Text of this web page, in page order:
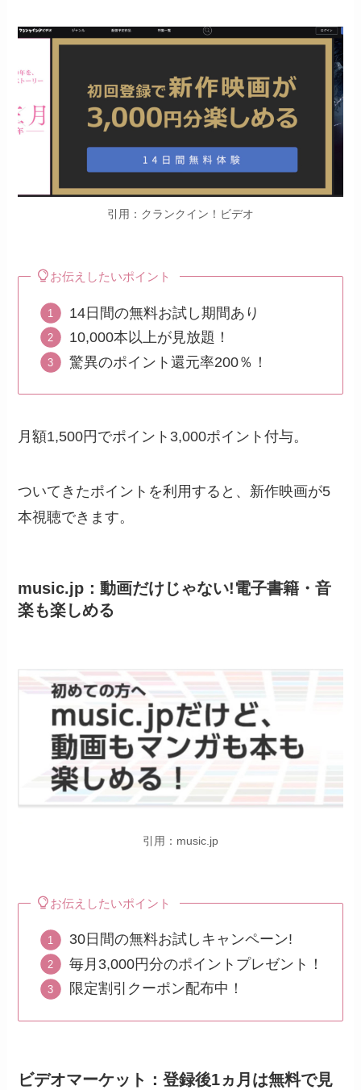
引用：クランクイン！ビデオ
お伝えしたいポイント
14日間の無料お試し期間あり
10,000本以上が見放題！
驚異のポイント還元率200％！
月額1,500円でポイント3,000ポイント付与。
ついてきたポイントを利用すると、新作映画が5
本視聴できます。
music.jp：動画だけじゃない!電子書籍・音
楽も楽しめる
引用：music.jp
お伝えしたいポイント
30日間の無料お試しキャンペーン!
毎月3,000円分のポイントプレゼント！
限定割引クーポン配布中！
ビデオマーケット：登録後1ヵ月は無料で見